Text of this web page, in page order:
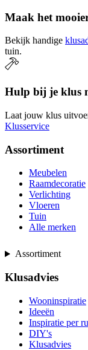
Maak het
Bekijk handige
tuin.
Hulp bij je klus
Laat jouw klus
Klusservice
Assortiment
Meubelen
Raamdecoratie
Verlichting
Vloeren
Tuin
Alle merken
Assortiment
Klusadvies
Wooninspiratie
Ideeën
Inspiratie per
DIY's
Klusadvies